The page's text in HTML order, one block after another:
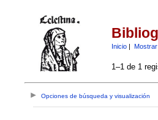
Inicio|
1–1 de 1
Opciones de búsqueda y visualización